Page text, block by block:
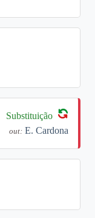
Substituição
out: E. Cardona